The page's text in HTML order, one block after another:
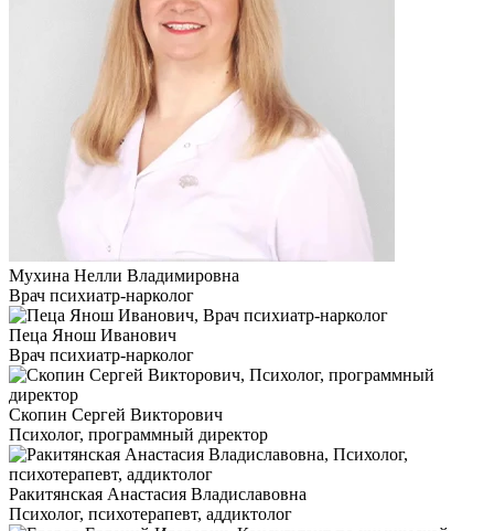
Мухина Нелли Владимировна
Врач психиатр-нарколог
Пеца Янош Иванович
Врач психиатр-нарколог
Скопин Сергей Викторович
Психолог, программный директор
Ракитянская Анастасия Владиславовна
Психолог, психотерапевт, аддиктолог